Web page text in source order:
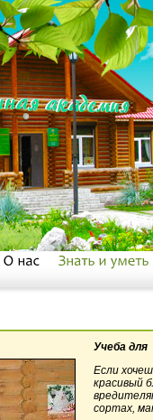
Учеба для
Если
красивый
сортах,